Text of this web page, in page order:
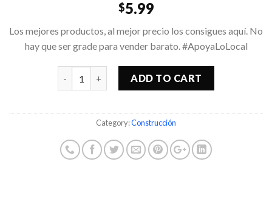
$5.99
Los mejores productos, al mejor precio los consigues aquí. No
hay que ser grade para vender barato. #ApoyaLoLocal
ADD TO CART
Category:Construcción